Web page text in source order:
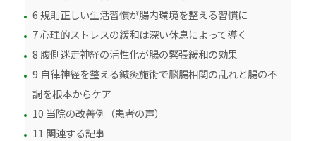
6 規則正しい生活習慣が腸内環境を整える習慣に
7 心理的ストレスの緩和は深い休息によって導く
8 腹側迷走神経の活性化が腸の緊張緩和の効果
9 自律神経を整える鍼灸施術で脳腸相関の乱れと腸の不
調を根本からケア
10 当院の改善例（患者の声）
11 関連する記事